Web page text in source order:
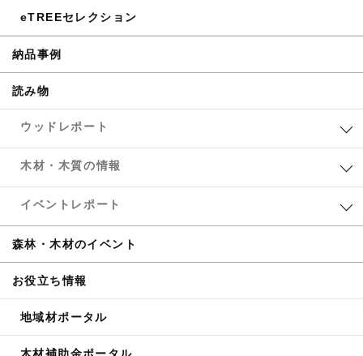
eTREEセレクション
納品事例
読み物
ウッドレポート
木材・木質の情報
イベントレポート
森林・木材のイベント
お役立ち情報
地域材ポータル